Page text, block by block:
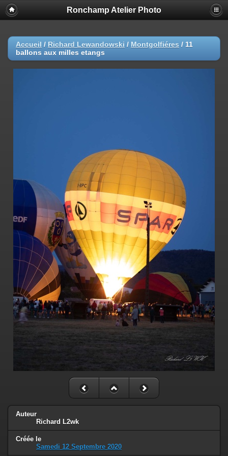
Ronchamp Atelier Photo
Accueil / Richard Lewandowski / Montgolfiéres / 11
ballons aux milles etangs
Auteur
Richard L2wk
Créée le
Samedi 12 Septembre 2020